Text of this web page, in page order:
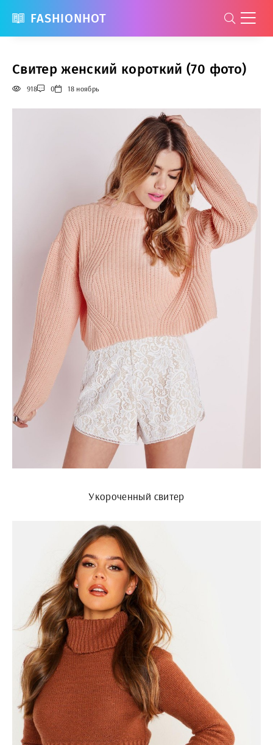
FASHIONHOT
Свитер женский короткий (70 фото)
918 0 18 ноябрь
Укороченный свитер